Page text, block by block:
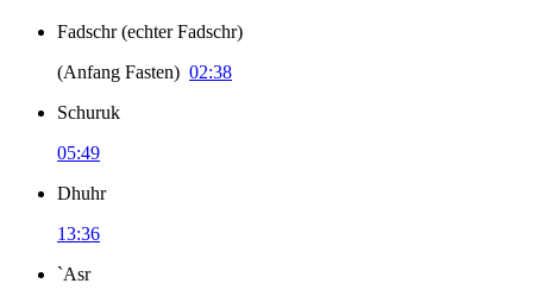
Fadschr (echter Fadschr)
(Anfang Fasten) 02:38
Schuruk
05:49
Dhuhr
13:36
`Asr